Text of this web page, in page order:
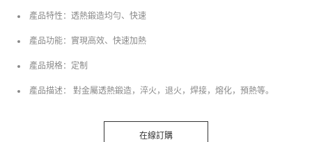
產品特性：透熱鍛造均勻、快速
產品功能：實現高效、快速加熱
產品規格：定制
產品描述： 對金屬透熱鍛造，淬火，退火，焊接，熔化，預熱等。
在線訂購